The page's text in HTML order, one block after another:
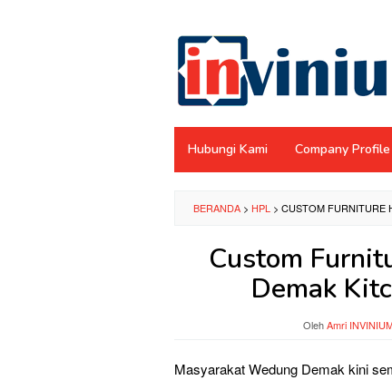
konten
Hubungi Kami Company
BERANDA > HPL > CUSTOM FURNITURE
Custom
Demak
OlehAmri
Masyarakat Wedung Demak kini